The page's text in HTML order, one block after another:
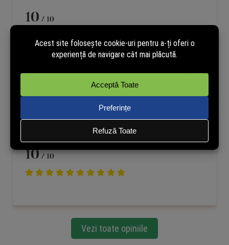
10 / 10
Achiziție verificată
10 / 10
Vezi toate opiniile